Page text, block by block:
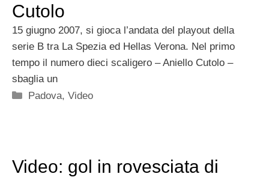
Cutolo
15 giugno 2007, si gioca l’andata del playout della
serie B tra La Spezia ed Hellas Verona. Nel primo
tempo il numero dieci scaligero – Aniello Cutolo –
sbaglia un
Categorie
Padova,Video
Video: gol in rovesciata di